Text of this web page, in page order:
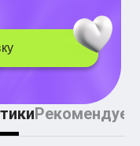
Рекомендуем